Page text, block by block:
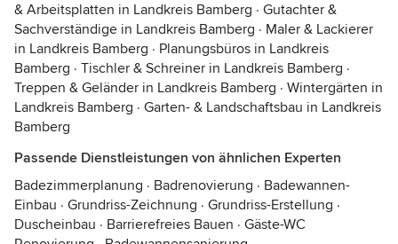
& Arbeitsplatten in Landkreis Bamberg · Gutachter &
Sachverständige in Landkreis Bamberg · Maler & Lackierer
in Landkreis Bamberg · Planungsbüros in Landkreis
Bamberg · Tischler & Schreiner in Landkreis Bamberg ·
Treppen & Geländer in Landkreis Bamberg · Wintergärten in
Landkreis Bamberg · Garten- & Landschaftsbau in Landkreis
Bamberg
Passende Dienstleistungen von ähnlichen Experten
Badezimmerplanung · Badrenovierung · Badewannen-
Einbau · Grundriss-Zeichnung · Grundriss-Erstellung ·
Duscheinbau · Barrierefreies Bauen · Gäste-WC